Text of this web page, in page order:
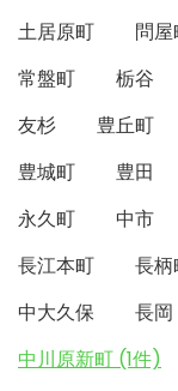
土居原町
問
常盤町
栃谷
友杉
豊丘町
豊城町
豊田
永久町
中市
長江本町
長柄
中大久保
長岡
中川原新町 (1件)